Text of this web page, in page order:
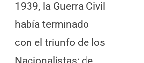
1939, la Guerra Civil
había terminado
con el triunfo de los
Nacionalistas; de